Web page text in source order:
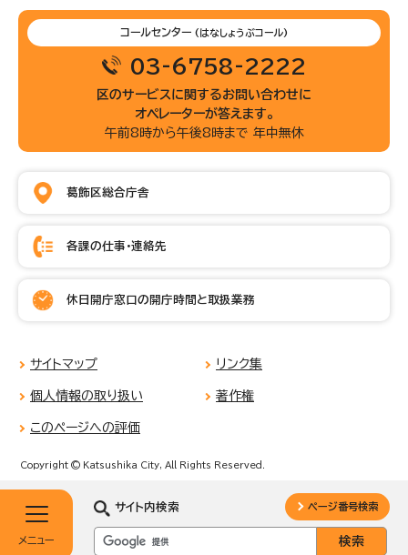
メニュー
サイト内検索 ページ番号検索
コールセンター (はなしょうぶコール)
03-6758-2222
区のサービスに関するお問い合わせに
オペレーターが答えます。
午前8時から午後8時まで 年中無休
葛飾区総合庁舎
各課の仕事・連絡先
休日開庁窓口の開庁時間と取扱業務
サイトマップ リンク集
個人情報の取り扱い 著作権
このページへの評価
Copyright © Katsushika City, All Rights Reserved.